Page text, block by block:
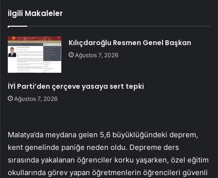
İlgili Makaleler
Kılıçdaroğlu Resmen Genel Başkan
Ağustos 7, 2026
İYİ Parti’den çerçeve yasaya sert tepki
Ağustos 7, 2026
Malatya’da meydana gelen 5,6 büyüklüğündeki deprem,
kent genelinde paniğe neden oldu. Depreme ders
sırasında yakalanan öğrenciler korku yaşarken, özel eğitim
okullarında görev yapan öğretmenlerin öğrencileri güvenli